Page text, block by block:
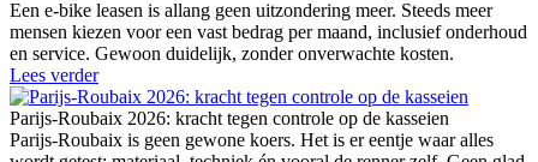
Een e-bike leasen is allang geen uitzondering meer. Steeds meer
mensen kiezen voor een vast bedrag per maand, inclusief onderhoud
en service. Gewoon duidelijk, zonder onverwachte kosten.
Lees verder
Parijs-Roubaix 2026: kracht tegen controle op de kasseien
Parijs-Roubaix is geen gewone koers. Het is er eentje waar alles